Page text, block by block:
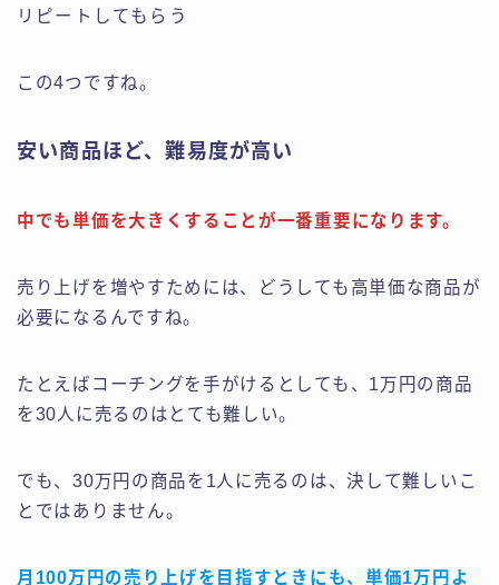
リピートしてもらう
この4つですね。
安い商品ほど、難易度が高い
中でも単価を大きくすることが一番重要になります。
売り上げを増やすためには、どうしても高単価な商品が
必要になるんですね。
たとえばコーチングを手がけるとしても、1万円の商品
を30人に売るのはとても難しい。
でも、30万円の商品を1人に売るのは、決して難しいこ
とではありません。
月100万円の売り上げを目指すときにも、単価1万円よ